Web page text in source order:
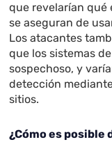
que revelarían qué
se aseguran de
Los atacantes
que los sistemas
sospechoso, y
detección
sitios.
¿Cómo es posible